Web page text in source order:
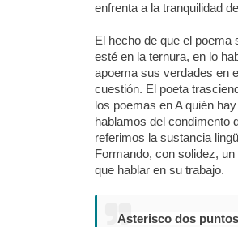
enfrenta a la tranquilidad
El hecho de que el poema
esté en la ternura, en lo
apoema sus verdades en
cuestión. El poeta
los poemas en A quién
hablamos del condimento
referimos la sustancia
Formando, con solidez,
que hablar en su trabajo.
Asterisco dos puntos